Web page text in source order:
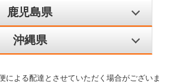
鹿児島県
沖縄県
による配達とさせていただく場合がございま